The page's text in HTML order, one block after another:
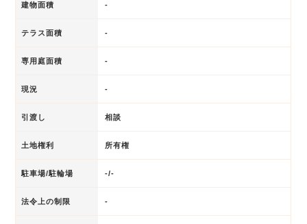
建物面積 -
テラス面積 -
専用庭面積 -
現況 -
引渡し 相談
土地権利 所有権
駐車場/駐輪場 -/-
法令上の制限 -